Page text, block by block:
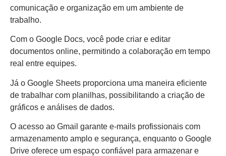
comunicação e organização em um ambiente de
trabalho.
Com o Google Docs, você pode criar e editar
documentos online, permitindo a colaboração em tempo
real entre equipes.
Já o Google Sheets proporciona uma maneira eficiente
de trabalhar com planilhas, possibilitando a criação de
gráficos e análises de dados.
O acesso ao Gmail garante e-mails profissionais com
armazenamento amplo e segurança, enquanto o Google
Drive oferece um espaço confiável para armazenar e